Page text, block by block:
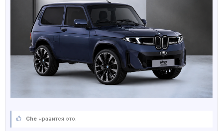
Che нравится это.